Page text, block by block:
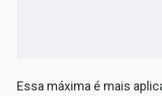
Essa máxima é mais